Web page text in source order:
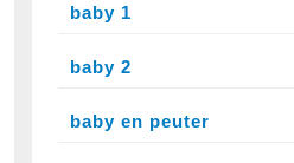
baby 1
baby 2
baby en peuter